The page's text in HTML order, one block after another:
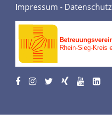
Impressum - Datenschutz